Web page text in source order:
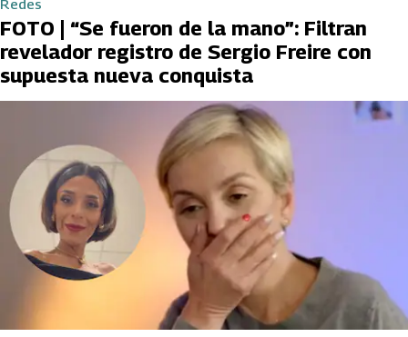
Redes
FOTO | “Se fueron de la mano”: Filtran
revelador registro de Sergio Freire con
supuesta nueva conquista